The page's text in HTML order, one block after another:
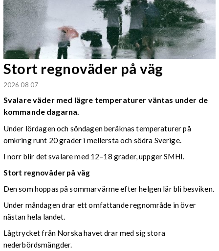
Stort regnoväder på väg
2026 08 07
Svalare väder med lägre temperaturer väntas under de
kommande dagarna.
Under lördagen och söndagen beräknas temperaturer på
omkring runt 20 grader i mellersta och södra Sverige.
I norr blir det svalare med 12–18 grader, uppger SMHI.
Stort regnoväder på väg
Den som hoppas på sommarvärme efter helgen lär bli besviken.
Under måndagen drar ett omfattande regnområde in över
nästan hela landet.
Lågtrycket från Norska havet drar med sig stora
nederbördsmängder.